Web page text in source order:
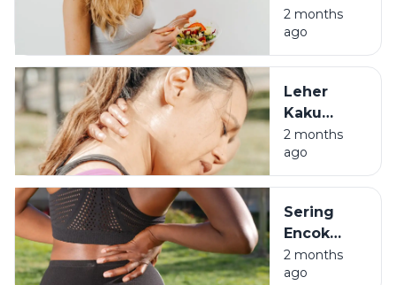
Bugar di
Usia 30
Meski
Jadi Anak
Begadang
2 months
ago
Leher
Kaku
Bukan
Cuma
Salah
Waspada
Kolesterol
Usia Muda
2 months
ago
Sering
Encok
Saat
Kerja?
2 months
ago